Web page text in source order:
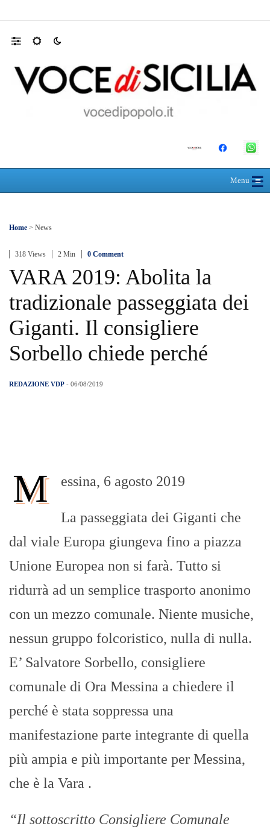
Menu≡
☰
Home > News
318 Views 2 Min 0 Comment
VARA 2019: Abolita la
tradizionale passeggiata dei
Giganti. Il consigliere
Sorbello chiede perché
REDAZIONE VDP - 06/08/2019
M essina, 6 agosto 2019
La passeggiata dei Giganti che
dal viale Europa giungeva fino a piazza
Unione Europea non si farà. Tutto si
ridurrà ad un semplice trasporto anonimo
con un mezzo comunale. Niente musiche,
nessun gruppo folcoristico, nulla di nulla.
E’ Salvatore Sorbello, consigliere
comunale di Ora Messina a chiedere il
perché è stata soppressa una
manifestazione parte integrante di quella
più ampia e più importante per Messina,
che è la Vara .
“Il sottoscritto Consigliere Comunale